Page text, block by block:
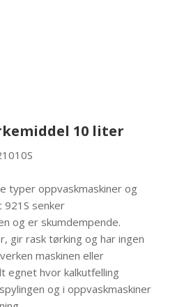
10 liter
typer oppvaskmaskiner og
921S senker
og er skumdempende.
gir rask tørking og har ingen
maskinen eller
egnet hvor kalkutfelling
og i oppvaskmaskiner